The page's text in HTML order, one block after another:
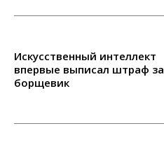
Искусственный интеллект
впервые выписал штраф за
борщевик